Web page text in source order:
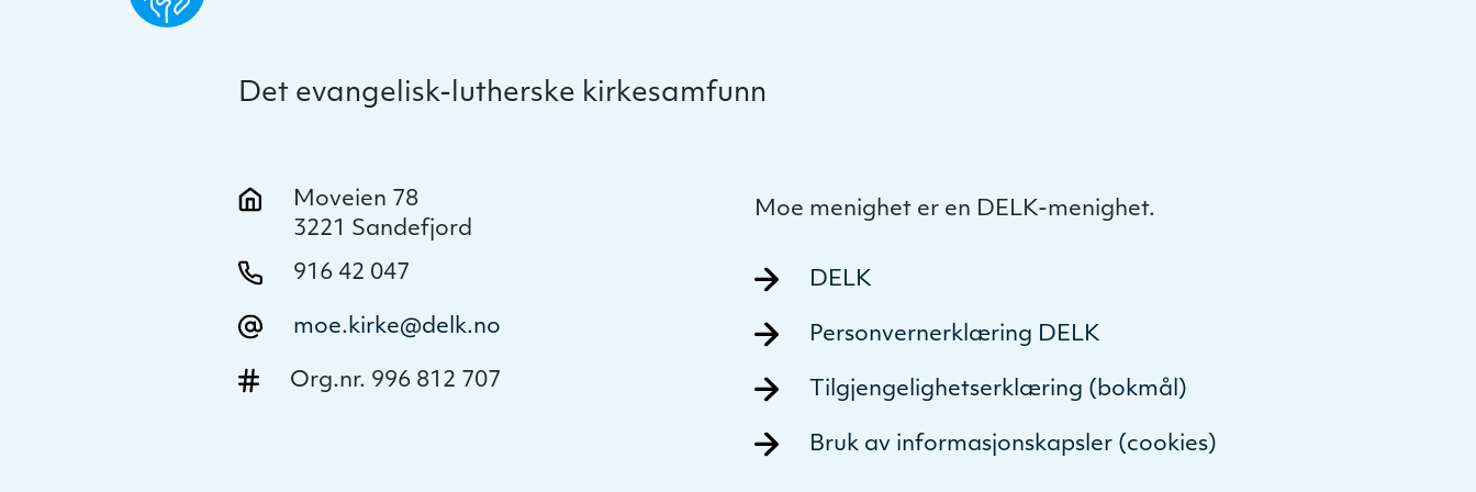
Det evangelisk-lutherske kirkesamfunn
Moveien 78
3221 Sandefjord
916 42 047
moe.kirke@delk.no
Org.nr. 996 812 707
Moe menighet er en DELK-menighet.
DELK
Personvernerklæring DELK
Tilgjengelighetserklæring (bokmål)
Bruk av informasjonskapsler (cookies)